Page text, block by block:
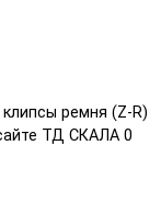
ремня (Z-R)
ТД СКАЛА 0